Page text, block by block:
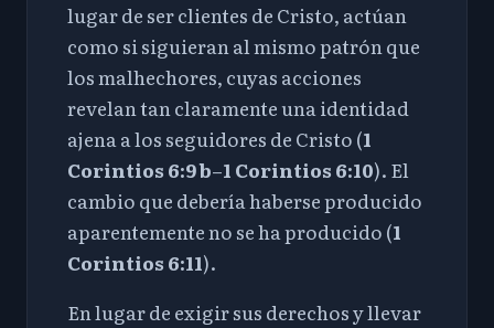
lugar de ser clientes de Cristo, actúan
como si siguieran al mismo patrón que
los malhechores, cuyas acciones
revelan tan claramente una identidad
ajena a los seguidores de Cristo (1
Corintios 6:9b–1 Corintios 6:10). El
cambio que debería haberse producido
aparentemente no se ha producido (1
Corintios 6:11).
En lugar de exigir sus derechos y llevar